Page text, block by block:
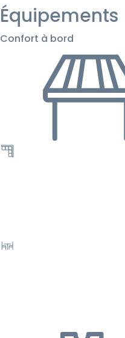
Équipements
Confort à bord